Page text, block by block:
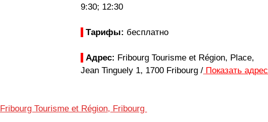
9:30; 12:30
Тарифы: бесплатно
Адрес: Fribourg Tourisme et Région, Place,
Jean Tinguely 1, 1700 Fribourg / Показать адрес
Fribourg Tourisme et Région, Fribourg